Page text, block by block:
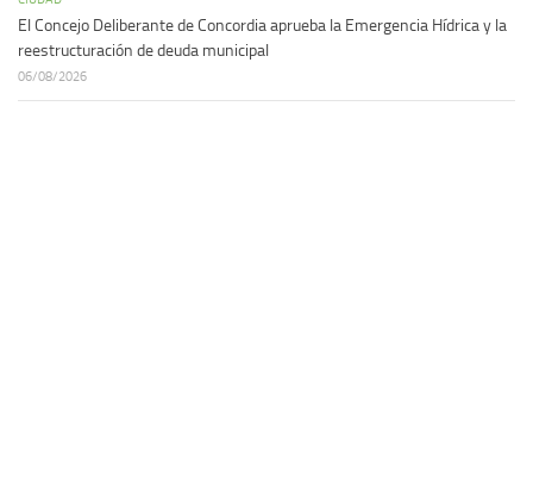
El Concejo Deliberante de Concordia aprueba la Emergencia Hídrica y la
reestructuración de deuda municipal
06/08/2026